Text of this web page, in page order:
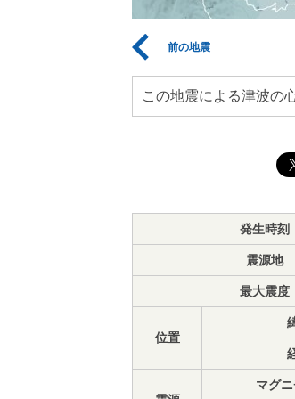
前の地震
この地震による津波の
発生時刻
震源地
最大震度
位置
マグ